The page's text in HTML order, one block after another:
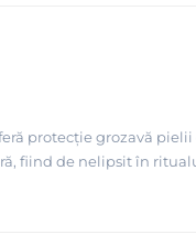
protecție grozavă
fiind de nelipsit în